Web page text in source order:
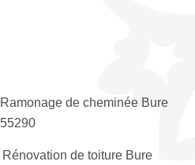
Ramonage de cheminée Bure
55290
Rénovation de toiture Bure